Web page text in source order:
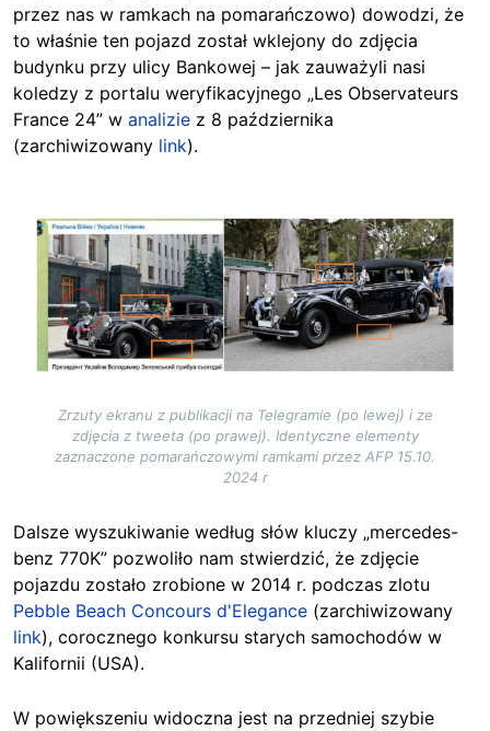
przez nas w ramkach na pomarańczowo) dowodzi, że
to właśnie ten pojazd został wklejony do zdjęcia
budynku przy ulicy Bankowej – jak zauważyli nasi
koledzy z portalu weryfikacyjnego „Les Observateurs
France 24” w analizie z 8 października
(zarchiwizowany link).
Image
Zrzuty ekranu z publikacji na Telegramie (po lewej) i ze
zdjęcia z tweeta (po prawej). Identyczne elementy
zaznaczone pomarańczowymi ramkami przez AFP 15.10.
2024 r
Dalsze wyszukiwanie według słów kluczy „mercedes-
benz 770K” pozwoliło nam stwierdzić, że zdjęcie
pojazdu zostało zrobione w 2014 r. podczas zlotu
Pebble Beach Concours d'Elegance (zarchiwizowany
link), corocznego konkursu starych samochodów w
Kalifornii (USA).
W powiększeniu widoczna jest na przedniej szybie